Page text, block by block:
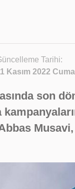
Tarihi:
Kasım 2022
son